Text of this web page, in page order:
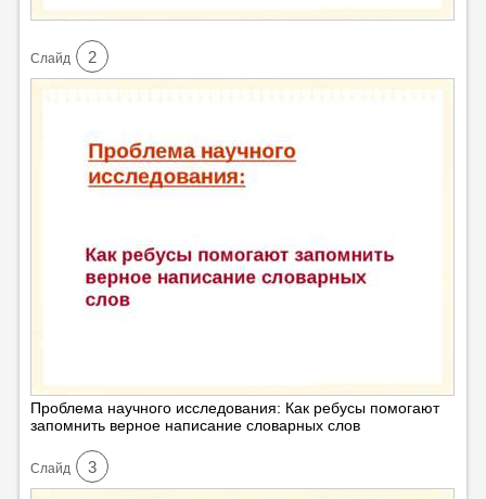
Cлайд 2
Проблема научного исследования: Как ребусы помогают
запомнить верное написание словарных слов
Cлайд 3